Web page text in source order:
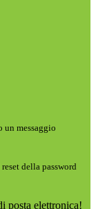
un messaggio
della password
posta elettronica!